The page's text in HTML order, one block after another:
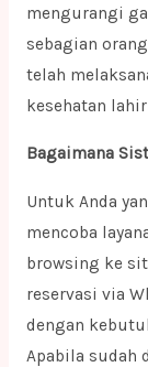
mengurangi
sebagian
telah
kesehatan
Bagaimana
Untuk Anda
mencoba
browsing ke
reservasi via
dengan
Apabila sudah